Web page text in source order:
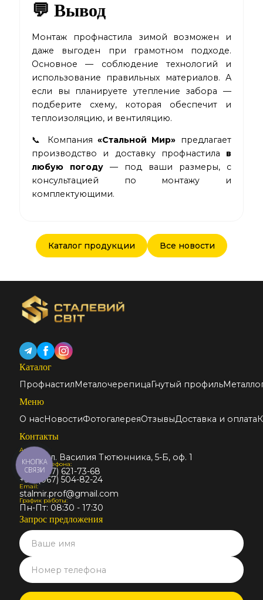
💬 Вывод
Монтаж профнастила зимой возможен и
даже выгоден при грамотном подходе.
Основное — соблюдение технологий и
использование правильных материалов. А
если вы планируете утепление забора —
подберите схему, которая обеспечит и
теплоизоляцию, и вентиляцию.
📞 Компания«Стальной Мир» предлагает
производство и доставку профнастила в
любую погоду — под ваши размеры, с
консультацией по монтажу и
комплектующими.
Каталог продукции Все новости
Каталог
ПрофнастилМеталочерепицаГнутый профиль
Меню
О насНовостиФотогалереяОтзывыДоставка и оплата
Контакты
Адрес:
Киев, ул. Василия Тютюнника, 5-Б, оф. 1
Номер телефона:
+38 (067) 621-73-68
+38 (067) 504-82-24
Email:
stalmir.prof@gmail.com
График работы:
Пн-Пт: 08:30 - 17:30
Запрос предложения
КНОПКА
СВЯЗИ